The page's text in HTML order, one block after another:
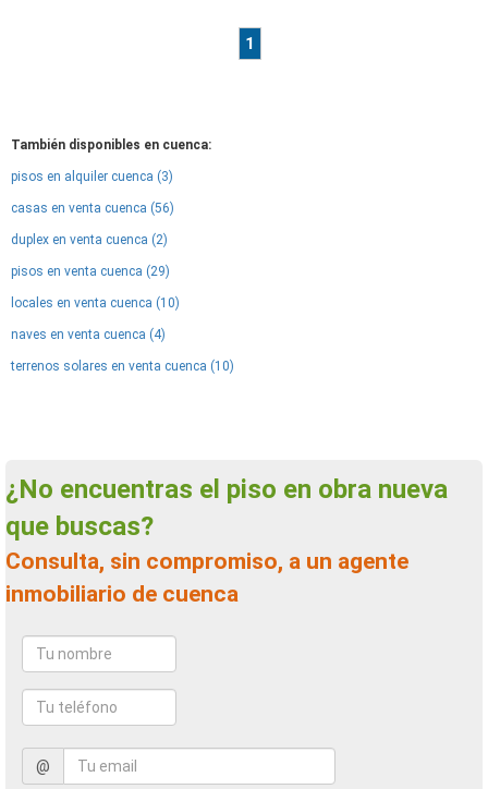
1
También disponibles en cuenca:
pisos en alquiler cuenca (3)
casas en venta cuenca (56)
duplex en venta cuenca (2)
pisos en venta cuenca (29)
locales en venta cuenca (10)
naves en venta cuenca (4)
terrenos solares en venta cuenca (10)
¿No encuentras el piso en obra nueva
que buscas?
Consulta, sin compromiso, a un agente
inmobiliario de cuenca
@